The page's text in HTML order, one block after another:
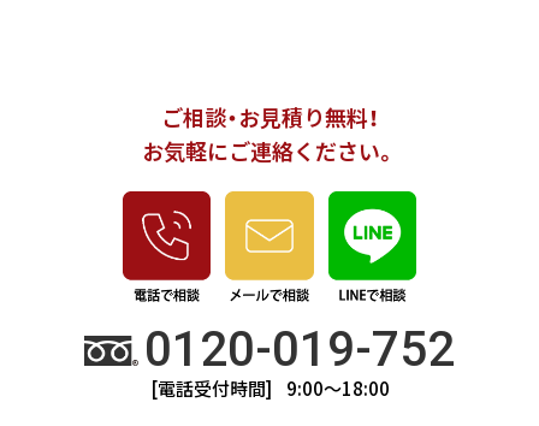
ご相談・お見積り無料！
お気軽にご連絡ください。
0120-019-752
[電話受付時間] 9:00～18:00